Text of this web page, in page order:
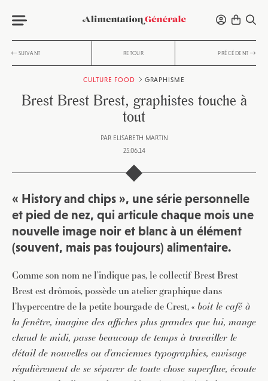
SUIVANT RETOUR PRÉCÉDENT
CULTURE FOOD GRAPHISME
Brest Brest Brest, graphistes touche à
tout
PAR ELISABETH MARTIN
25.06.14
« History and chips », une série personnelle
et pied de nez, qui articule chaque mois une
nouvelle image noir et blanc à un élément
(souvent, mais pas toujours) alimentaire.
Comme son nom ne l’indique pas, le collectif Brest Brest
Brest est drômois, possède un atelier graphique dans
l’hypercentre de la petite bourgade de Crest, « boit le café à
la fenêtre, imagine des affiches plus grandes que lui, mange
chaud le midi, passe beaucoup de temps à travailler le
détail de nouvelles ou d’anciennes typographies, envisage
régulièrement de se séparer de toute chose superflue, écoute